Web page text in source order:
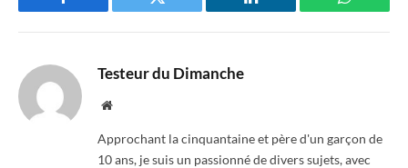
Facebook Twitter LinkedIn
Testeur du Dimanche
Website
Approchant la cinquantaine et père d'un garçon de
10 ans, je suis un passionné de divers sujets, avec